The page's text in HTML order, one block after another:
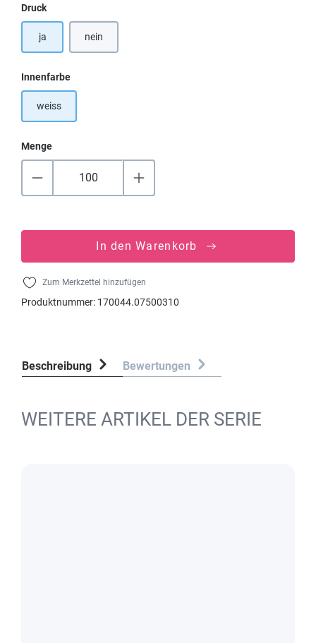
Druckauswählen
ja nein
Innenfarbeauswählen
weiss
Menge
In den Warenkorb
Zum Merkzettel hinzufügen
Produktnummer: 170044.07500310
Beschreibung Bewertungen
WEITERE ARTIKEL DER SERIE